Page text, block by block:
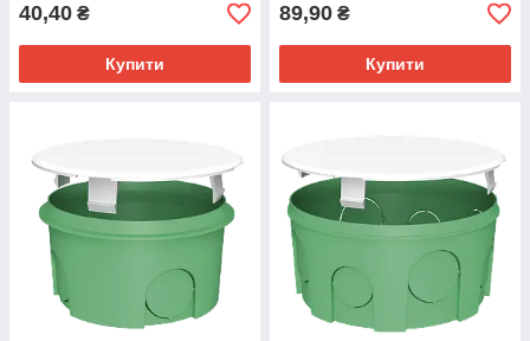
40,40 ₴
Купити
89,90 ₴
Купити